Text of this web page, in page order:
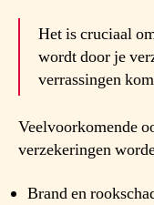
Het is cruciaal
wordt door je
verrassingen
Veelvoorkomende
verzekeringen
Brand en